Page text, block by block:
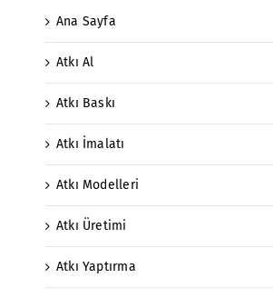
Ana Sayfa
Atkı Al
Atkı Baskı
Atkı İmalatı
Atkı Modelleri
Atkı Üretimi
Atkı Yaptırma